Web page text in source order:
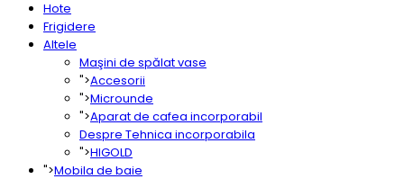
Hote
Frigidere
Altele
Maşini de spălat vase
">Accesorii
">Microunde
">Aparat de cafea incorporabil
Despre Tehnica incorporabila
">HIGOLD
">Mobila de baie